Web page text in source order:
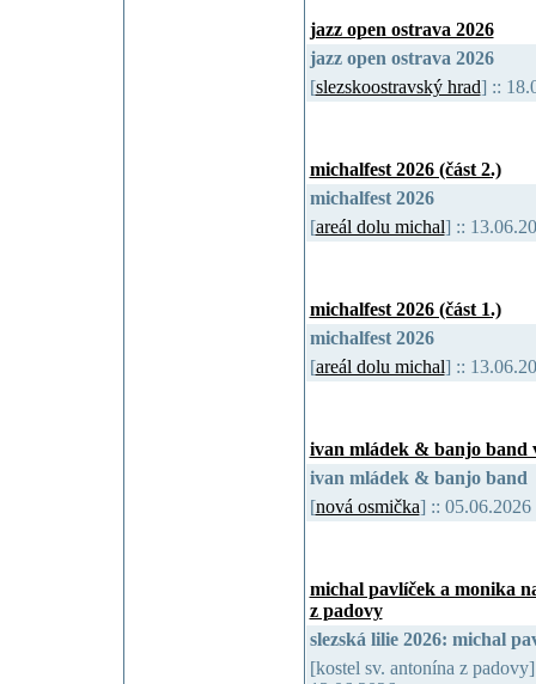
jazz open ostrava 2026
jazz open ostrava 2026
[slezskoostravský hrad] ::
michalfest 2026 (část 2.)
michalfest 2026
[areál dolu michal] ::
michalfest 2026 (část 1.)
michalfest 2026
[areál dolu michal] ::
ivan mládek & banjo band
ivan mládek & banjo band
[nová osmička] ::
michal pavlíček a monika
z padovy
slezská lilie 2026: michal
[kostel sv. antonína z